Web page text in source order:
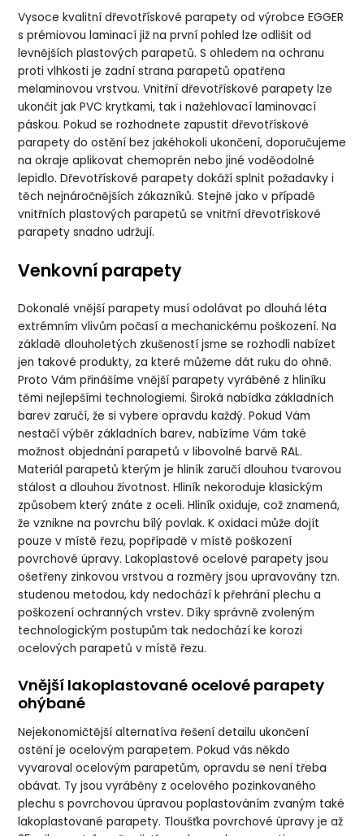
Vysoce kvalitní dřevotřískové parapety od výrobce EGGER
s prémiovou laminací již na první pohled lze odlišit od
levnějších plastových parapetů. S ohledem na ochranu
proti vlhkosti je zadní strana parapetů opatřena
melaminovou vrstvou. Vnitřní dřevotřískové parapety lze
ukončit jak PVC krytkami, tak i nažehlovací laminovací
páskou. Pokud se rozhodnete zapustit dřevotřískové
parapety do ostění bez jakéhokoli ukončení, doporučujeme
na okraje aplikovat chemoprén nebo jiné voděodolné
lepidlo. Dřevotřískové parapety dokáží splnit požadavky i
těch nejnáročnějších zákazníků. Stejně jako v případě
vnitřních plastových parapetů se vnitřní dřevotřískové
parapety snadno udržují.
Venkovní parapety
Dokonalé vnější parapety musí odolávat po dlouhá léta
extrémním vlivům počasí a mechanickému poškození. Na
základě dlouholetých zkušeností jsme se rozhodli nabízet
jen takové produkty, za které můžeme dát ruku do ohně.
Proto Vám přinášíme vnější parapety vyráběné z hliníku
těmi nejlepšími technologiemi. Široká nabídka základních
barev zaručí, že si vybere opravdu každý. Pokud Vám
nestačí výběr základních barev, nabízíme Vám také
možnost objednání parapetů v libovolné barvě RAL.
Materiál parapetů kterým je hliník zaručí dlouhou tvarovou
stálost a dlouhou životnost. Hliník nekoroduje klasickým
způsobem který znáte z oceli. Hliník oxiduje, což znamená,
že vznikne na povrchu bílý povlak. K oxidaci může dojít
pouze v místě řezu, popřípadě v místě poškození
povrchové úpravy. Lakoplastové ocelové parapety jsou
ošetřeny zinkovou vrstvou a rozměry jsou upravovány tzn.
studenou metodou, kdy nedochází k přehrání plechu a
poškození ochranných vrstev. Díky správně zvoleným
technologickým postupům tak nedochází ke korozi
ocelových parapetů v místě řezu.
Vnější lakoplastované ocelové parapety
ohýbané
Nejekonomičtější alternatíva řešení detailu ukončení
ostění je ocelovým parapetem. Pokud vás někdo
vyvaroval ocelovým parapetům, opravdu se není třeba
obávat. Ty jsou vyráběny z ocelového pozinkovaného
plechu s povrchovou úpravou poplastováním zvaným také
lakoplastované parapety. Tloušťka povrchové úpravy je až